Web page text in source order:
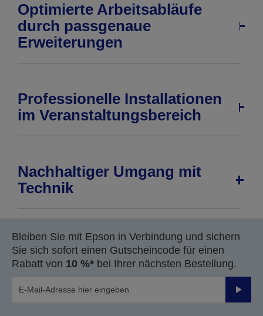
Optimierte Arbeitsabläufe
durch passgenaue
Erweiterungen
Professionelle Installationen
im Veranstaltungsbereich
Nachhaltiger Umgang mit
Technik
Bleiben Sie mit Epson in Verbindung und sichern
Sie sich sofort einen Gutscheincode für einen
Rabatt von 10 %* bei Ihrer nächsten Bestellung.